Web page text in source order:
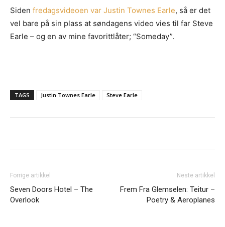
Siden fredagsvideoen var Justin Townes Earle, så er det
vel bare på sin plass at søndagens video vies til far Steve
Earle – og en av mine favorittlåter; “Someday”.
TAGS Justin Townes Earle Steve Earle
Forrige artikkel
Seven Doors Hotel – The
Overlook
Neste artikkel
Frem Fra Glemselen: Teitur –
Poetry & Aeroplanes